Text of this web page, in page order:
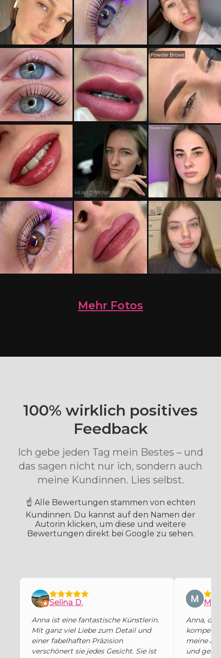
Mehr Fotos
100% wirklich positives
Feedback
Ich gebe jeden Tag mein Bestes – und
das sagen nicht nur ich, sondern auch
meine Kundinnen. Lies selbst.
☝️ Alle Bewertungen stammen von echten
Kundinnen. Du kannst auf den Namen der
Autorin klicken, um diese und weitere
Bewertungen direkt bei Google zu sehen.
Selina D.
Anna ist eine fantastische Künstlerin.
Mit ganz viel Liebe zum Detail und
einer fabelhaften Präzision
verschönert sie jedes Gesicht. Sie ist
Anna, die
meine
und